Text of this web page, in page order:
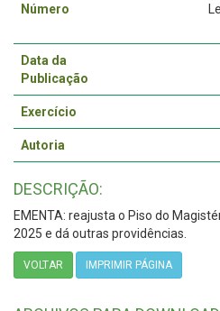
Número
Data da
Publicação
Exercício
Autoria
DESCRIÇÃO:
EMENTA: reajusta o Piso do
2025 e dá outras providências.
VOLTAR IMPRIMIR PÁGINA